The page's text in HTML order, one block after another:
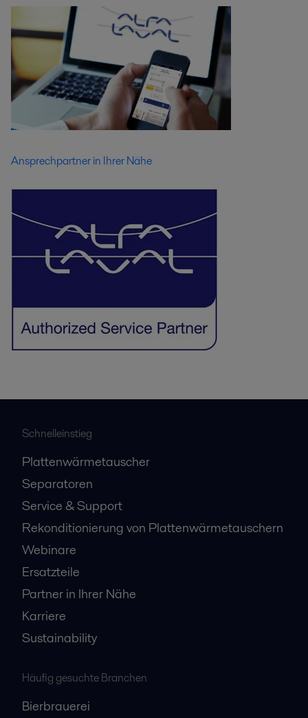
Ansprechpartner in Ihrer Nähe
Schnelleinstieg
Plattenwärmetauscher
Separatoren
Service & Support
Rekonditionierung von Plattenwärmetauschern
Webinare
Ersatzteile
Partner in Ihrer Nähe
Karriere
Sustainability
Häufig gesuchte Branchen
Bierbrauerei